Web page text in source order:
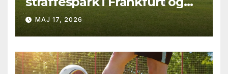
rødt kort i Gladbach – hele
runde 34 fra Bundesliga
2025/26
MAJ 17, 2026